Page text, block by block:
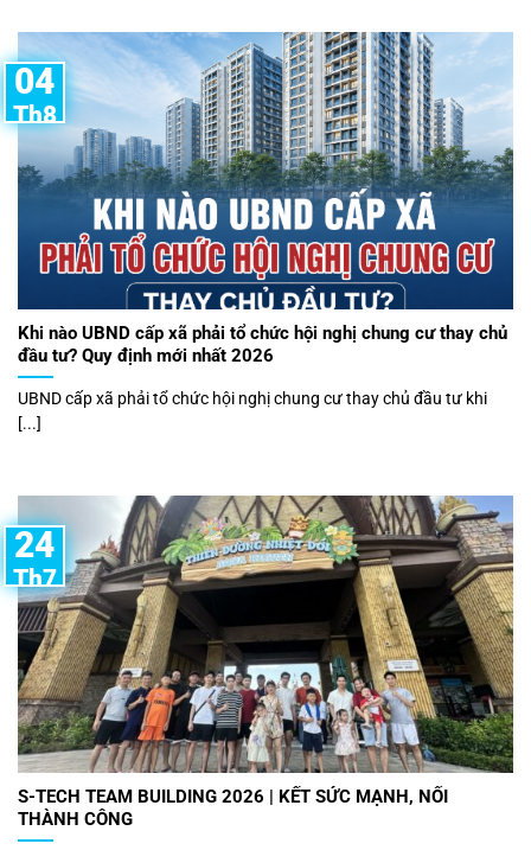
Khi nào UBND cấp xã phải tổ chức hội nghị chung cư thay chủ
đầu tư? Quy định mới nhất 2026
UBND cấp xã phải tổ chức hội nghị chung cư thay chủ đầu tư khi
[...]
04
Th8
S-TECH TEAM BUILDING 2026 | KẾT SỨC MẠNH, NỐI
THÀNH CÔNG
24
Th7